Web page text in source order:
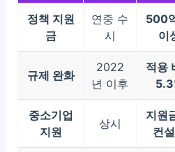
정책 지원
금
연중 수
시
500
이
규제 완화
2022
년 이후
적용
중소기업
지원
상시
지원
컨